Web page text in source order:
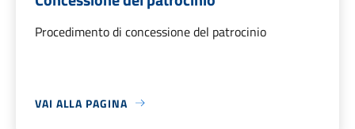
Procedimento di concessione del patrocinio
VAI ALLA PAGINA